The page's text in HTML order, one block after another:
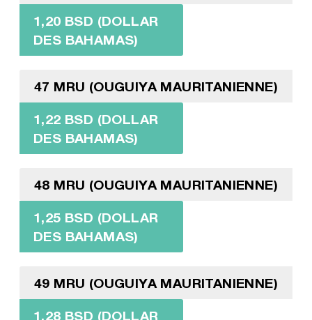
1,20 BSD (DOLLAR
DES BAHAMAS)
47 MRU (OUGUIYA MAURITANIENNE)
1,22 BSD (DOLLAR
DES BAHAMAS)
48 MRU (OUGUIYA MAURITANIENNE)
1,25 BSD (DOLLAR
DES BAHAMAS)
49 MRU (OUGUIYA MAURITANIENNE)
1,28 BSD (DOLLAR